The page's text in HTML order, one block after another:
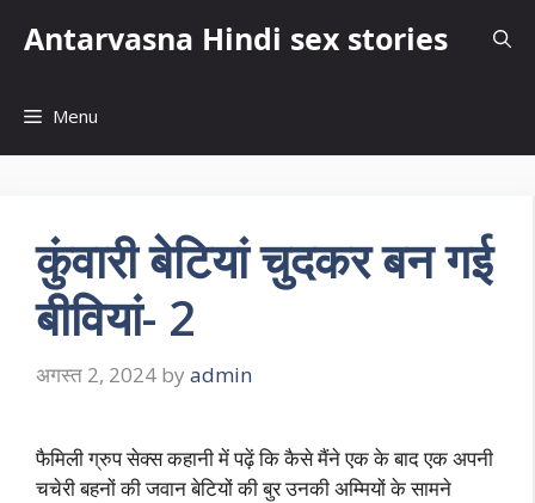
Antarvasna Hindi sex stories
Menu
कुंवारी बेटियां चुदकर बन गई
बीवियां- 2
अगस्त 2, 2024 by admin
फैमिली ग्रुप सेक्स कहानी में पढ़ें कि कैसे मैंने एक के बाद एक अपनी
चचेरी बहनों की जवान बेटियों की बुर उनकी अम्मियों के सामने